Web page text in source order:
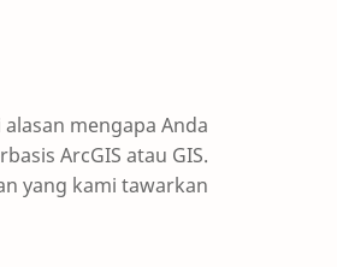
mengapa Anda
ArcGIS atau GIS.
yang kami tawarkan: